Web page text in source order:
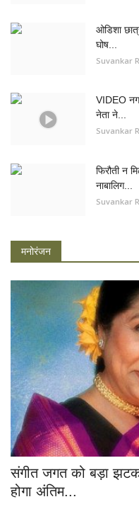
ओडिशा
घोष...
Suvankar
VIDEO
नेता ने...
Suvankar
फिरौती न
नाबालिग...
Suvankar
मनोरंजन
संगीत जगत को बड़ा
होगा अंतिम...